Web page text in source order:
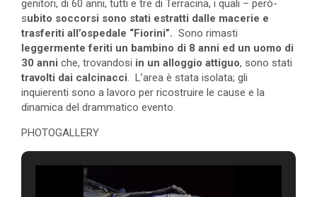
genitori, di 60 anni, tutti e tre di Terracina, i quali – però-
subito soccorsi sono stati estratti dalle macerie e
trasferiti all’ospedale “Fiorini”. Sono rimasti
leggermente feriti un bambino di 8 anni ed un uomo di
30 anni che, trovandosi in un alloggio attiguo, sono stati
travolti dai calcinacci. L’area è stata isolata; gli
inquierenti sono a lavoro per ricostruire le cause e la
dinamica del drammatico evento.
PHOTOGALLERY